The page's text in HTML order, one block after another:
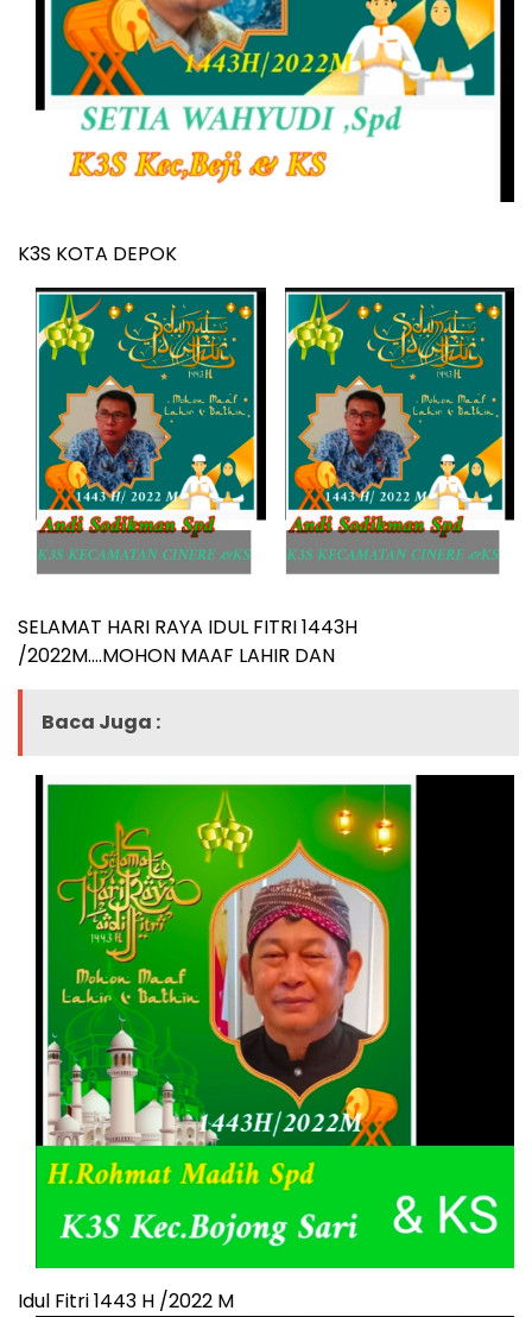
K3S KOTA DEPOK
SELAMAT HARI RAYA IDUL FITRI 1443H
/2022M….MOHON MAAF LAHIR DAN
Baca Juga :
Idul Fitri 1443 H /2022 M